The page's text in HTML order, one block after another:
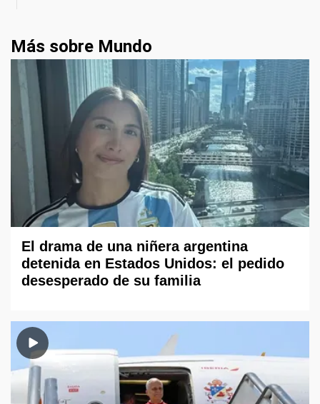
Más sobre Mundo
El drama de una niñera argentina
detenida en Estados Unidos: el pedido
desesperado de su familia